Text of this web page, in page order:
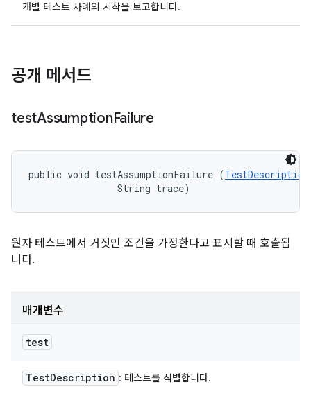
개별 테스트 사례의 시작을 보고합니다.
공개 메서드
testAssumptionFailure
public void testAssumptionFailure (TestDescription
                String trace)
원자 테스트에서 거짓인 조건을 가정한다고 표시할 때 호출됩
니다.
매개변수
test
TestDescription : 테스트를 식별합니다.